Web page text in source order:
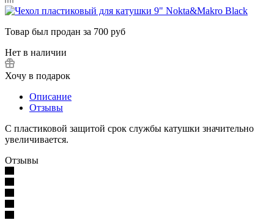
Товар был продан за 700 руб
Нет в наличии
Хочу в подарок
Описание
Отзывы
С пластиковой защитой срок службы катушки значительно
увеличивается.
Отзывы